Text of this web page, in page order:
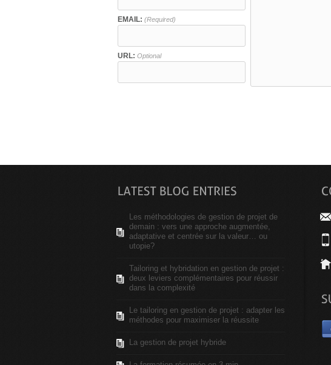
EMAIL: (Required)
URL: Optional
Les méthodologies de gestion de projet de
demain : vers une approche augmentée,
adaptative et centrée sur la valeur… ou
utopie?
Tailoring et hybridation en gestion de projet :
deux leviers complémentaires pour réussir
dans la complexité
Le tailoring en gestion de projet : adapter les
méthodes pour maximiser la réussite
La gestion de projet hybride